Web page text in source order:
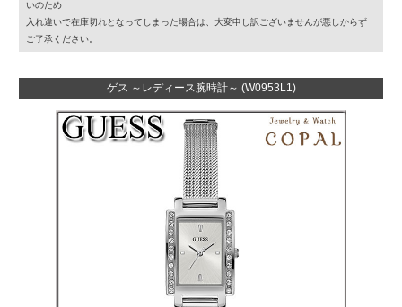
いのため
入れ違いで在庫切れとなってしまった場合は、大変申し訳ございませんが悪しからず
ご了承ください。
ゲス ～レディース腕時計～ (W0953L1)